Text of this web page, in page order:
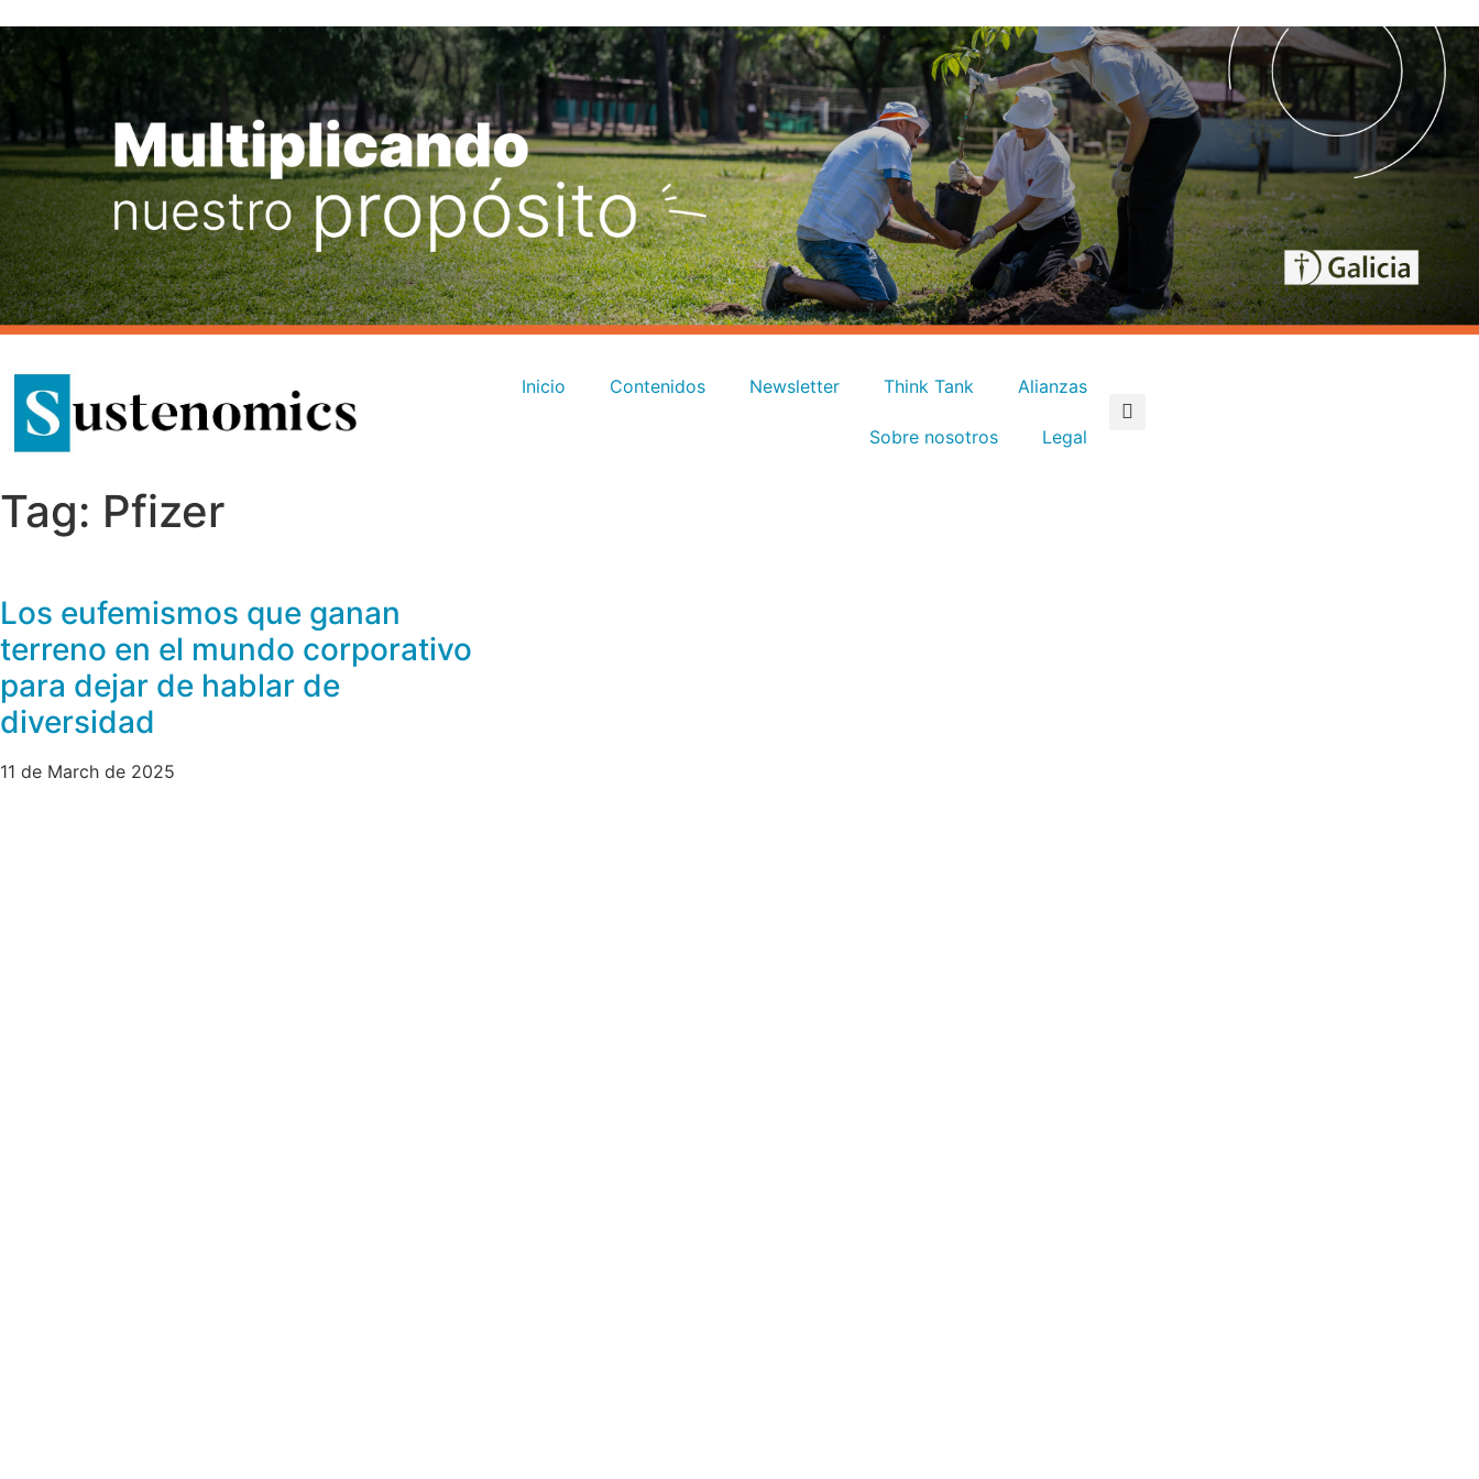
Inicio Contenidos Newsletter Think Tank Alianzas
Sobre nosotros Legal
Tag: Pfizer
Los eufemismos que ganan
terreno en el mundo corporativo
para dejar de hablar de
diversidad
11 de March de 2025